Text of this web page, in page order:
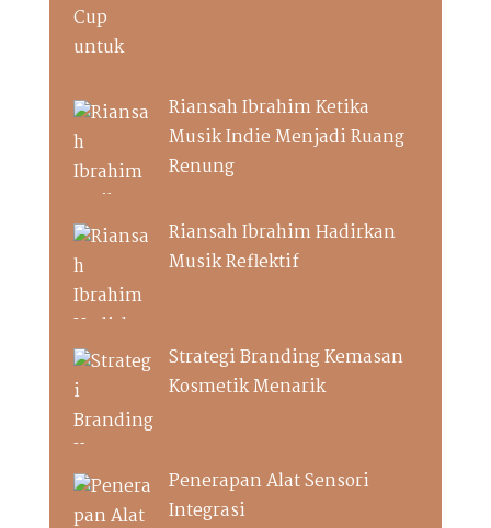
Riansah Ibrahim Ketika
Musik Indie Menjadi Ruang
Renung
Riansah Ibrahim Hadirkan
Musik Reflektif
Strategi Branding Kemasan
Kosmetik Menarik
Penerapan Alat Sensori
Integrasi